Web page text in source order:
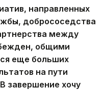
направленных
добрососедства
между
общими
еще больших
на пути
завершение хочу